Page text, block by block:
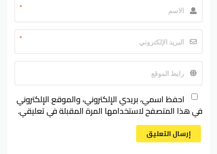
*
*
احفظ اسمي، بريدي الإلكتروني، والموقع الإلكتروني
في هذا المتصفح لاستخدامها المرة المقبلة في تعليقي.
إرسال التعليق